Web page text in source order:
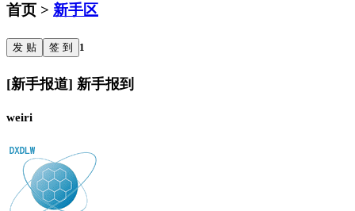
首页 > 新手区
发 贴 签 到 1
[新手报道] 新手报到
weiri